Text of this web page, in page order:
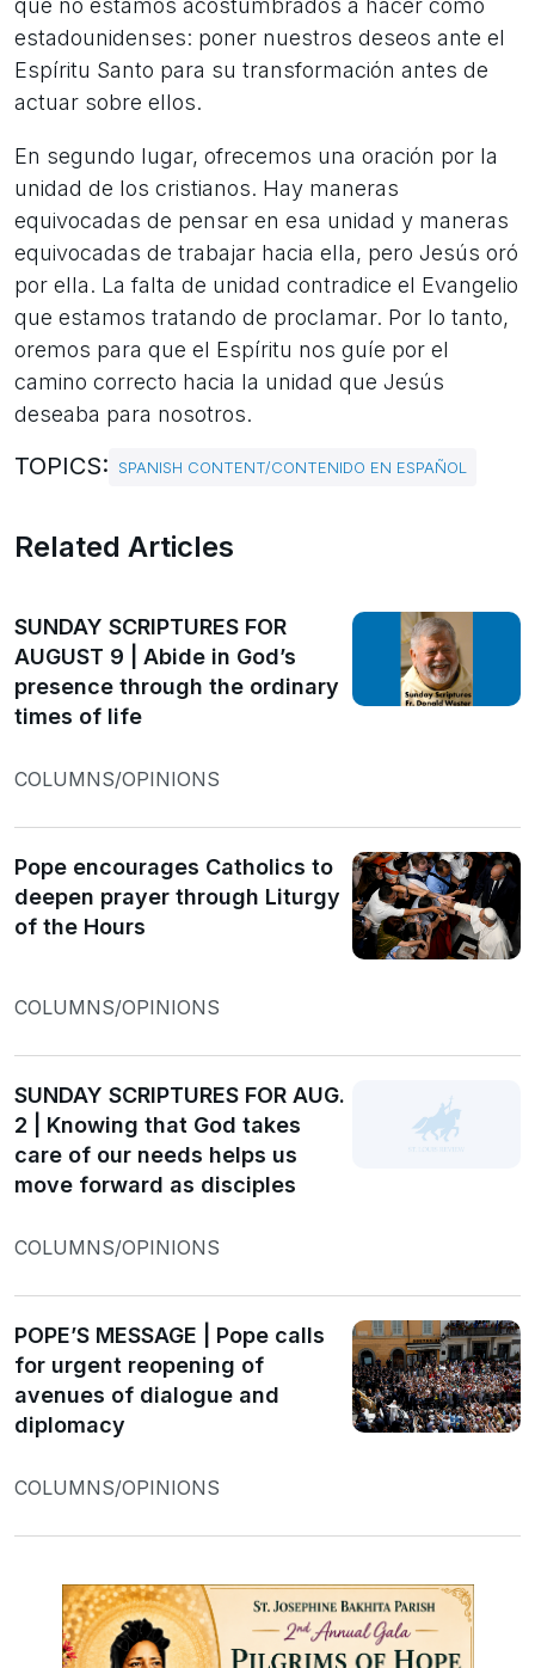
que no estamos acostumbrados a hacer como
estadounidenses: poner nuestros deseos ante el
Espíritu Santo para su transformación antes de
actuar sobre ellos.
En segundo lugar, ofrecemos una oración por la
unidad de los cristianos. Hay maneras
equivocadas de pensar en esa unidad y maneras
equivocadas de trabajar hacia ella, pero Jesús oró
por ella. La falta de unidad contradice el Evangelio
que estamos tratando de proclamar. Por lo tanto,
oremos para que el Espíritu nos guíe por el
camino correcto hacia la unidad que Jesús
deseaba para nosotros.
TOPICS: SPANISH CONTENT/CONTENIDO EN ESPAÑOL
Related Articles
SUNDAY SCRIPTURES FOR
AUGUST 9 | Abide in God’s
presence through the ordinary
times of life
COLUMNS/OPINIONS
Pope encourages Catholics to
deepen prayer through Liturgy
of the Hours
COLUMNS/OPINIONS
SUNDAY SCRIPTURES FOR AUG.
2 | Knowing that God takes
care of our needs helps us
move forward as disciples
COLUMNS/OPINIONS
POPE’S MESSAGE | Pope calls
for urgent reopening of
avenues of dialogue and
diplomacy
COLUMNS/OPINIONS